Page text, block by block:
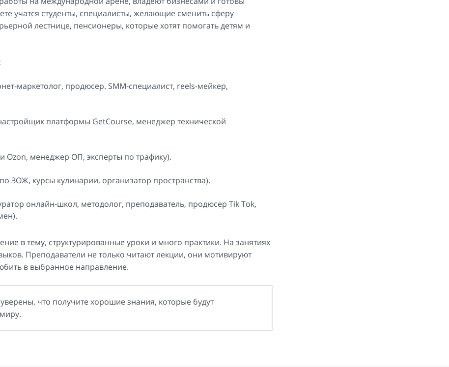
учатся студенты, специалисты, желающие сменить сферу
лестнице, пенсионеры, которые хотят помогать детям и
маркетолог, продюсер. SMM-специалист, reels-мейкер,
платформы GetCourse, менеджер технической
Ozon, менеджер ОП, эксперты по трафику).
ЗОЖ, курсы кулинарии, организатор пространства).
онлайн-школ, методолог, преподаватель, продюсер Tik Tok,
в тему, структурированные уроки и много практики. На занятиях
Преподаватели не только читают лекции, они мотивируют
в выбранное направление.
что получите хорошие знания, которые будут